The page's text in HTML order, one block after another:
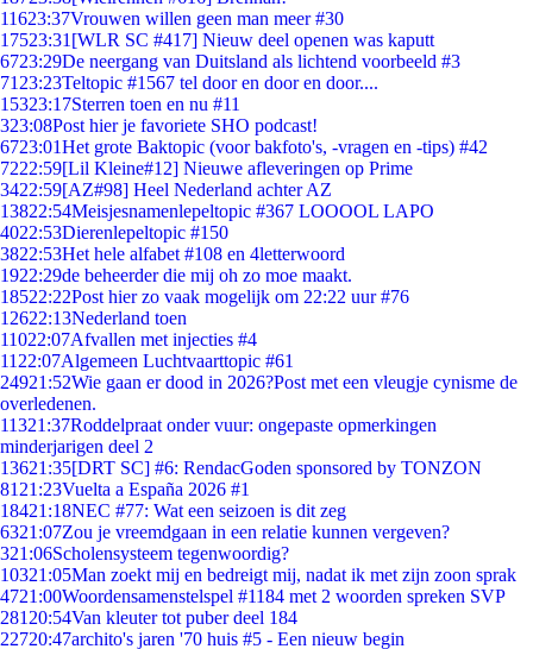
11623:37Vrouwen willen geen man meer #30
17523:31 [WLR SC #417] Nieuw deel openen was kaputt
6723:29De neergang van Duitsland als lichtend voorbeeld #3
71 23:23Teltopic #1567 tel door en door en door....
15323:17Sterren toen en nu #11
323:08Post hier je favoriete SHO podcast!
6723:01Het grote Baktopic (voor bakfoto's, -vragen en -tips) #42
7222:59[Lil Kleine#12] Nieuwe afleveringen op Prime
3422:59[AZ#98] Heel Nederland achter AZ
13822:54Meisjesnamenlepeltopic #367 LOOOOL LAPO
4022:53Dierenlepeltopic #150
3822:53Het hele alfabet #108 en 4letterwoord
1922:29de beheerder die mij oh zo moe maakt.
18522:22Post hier zo vaak mogelijk om 22:22 uur #76
12622:13Nederland toen
11022:07Afvallen met injecties #4
11 22:07Algemeen Luchtvaarttopic #61
24921:52Wie gaan er dood in 2026?Post met een vleugje cynisme de
overledenen.
11321:37Roddelpraat onder vuur: ongepaste opmerkingen
minderjarigen deel 2
13621:35[DRT SC] #6: RendacGoden sponsored by TONZON
81 21:23Vuelta a España 2026 #1
18421:18NEC #77: Wat een seizoen is dit zeg
6321:07Zou je vreemdgaan in een relatie kunnen vergeven?
321:06Scholensysteem tegenwoordig?
10321:05Man zoekt mij en bedreigt mij, nadat ik met zijn zoon sprak
4721:00Woordensamenstelspel #1184 met 2 woorden spreken SVP
281 20:54Van kleuter tot puber deel 184
22720:47archito's jaren '70 huis #5 - Een nieuw begin